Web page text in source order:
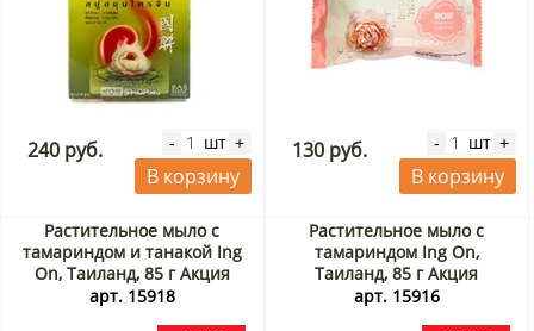
240 руб. - шт +
В корзину
130 руб. - шт +
В корзину
Растительное мыло с
тамариндом и танакой Ing
On, Таиланд, 85 г Акция
арт. 15918
Растительное мыло с
тамариндом Ing On,
Таиланд, 85 г Акция
арт. 15916